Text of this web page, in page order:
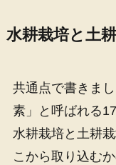
水耕栽培と土
共通点で書きま
素」と呼ばれる
水耕栽培と土耕
こから取り込む